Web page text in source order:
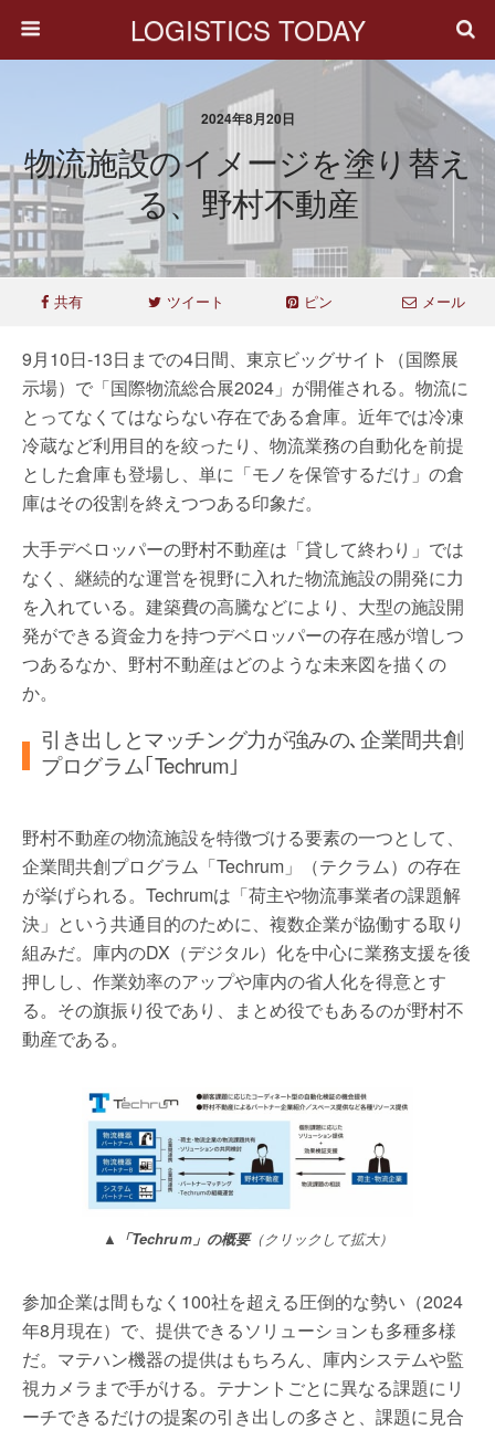
LOGISTICS TODAY
2024年8月20日
物流施設のイメージを塗り替え
る、野村不動産
共有 ツイート ピン メール
9月10日-13日までの4日間、東京ビッグサイト（国際展
示場）で「国際物流総合展2024」が開催される。物流に
とってなくてはならない存在である倉庫。近年では冷凍
冷蔵など利用目的を絞ったり、物流業務の自動化を前提
とした倉庫も登場し、単に「モノを保管するだけ」の倉
庫はその役割を終えつつある印象だ。
大手デベロッパーの野村不動産は「貸して終わり」では
なく、継続的な運営を視野に入れた物流施設の開発に力
を入れている。建築費の高騰などにより、大型の施設開
発ができる資金力を持つデベロッパーの存在感が増しつ
つあるなか、野村不動産はどのような未来図を描くの
か。
引き出しとマッチング力が強みの､企業間共創
プログラム｢Techrum｣
野村不動産の物流施設を特徴づける要素の一つとして、
企業間共創プログラム「Techrum」（テクラム）の存在
が挙げられる。Techrumは「荷主や物流事業者の課題解
決」という共通目的のために、複数企業が協働する取り
組みだ。庫内のDX（デジタル）化を中心に業務支援を後
押しし、作業効率のアップや庫内の省人化を得意とす
る。その旗振り役であり、まとめ役でもあるのが野村不
動産である。
▲「Techruｍ」の概要（クリックして拡大）
参加企業は間もなく100社を超える圧倒的な勢い（2024
年8月現在）で、提供できるソリューションも多種多様
だ。マテハン機器の提供はもちろん、庫内システムや監
視カメラまで手がける。テナントごとに異なる課題にリ
ーチできるだけの提案の引き出しの多さと、課題に見合